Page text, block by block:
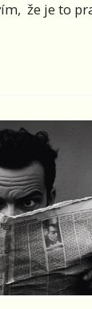
že je to